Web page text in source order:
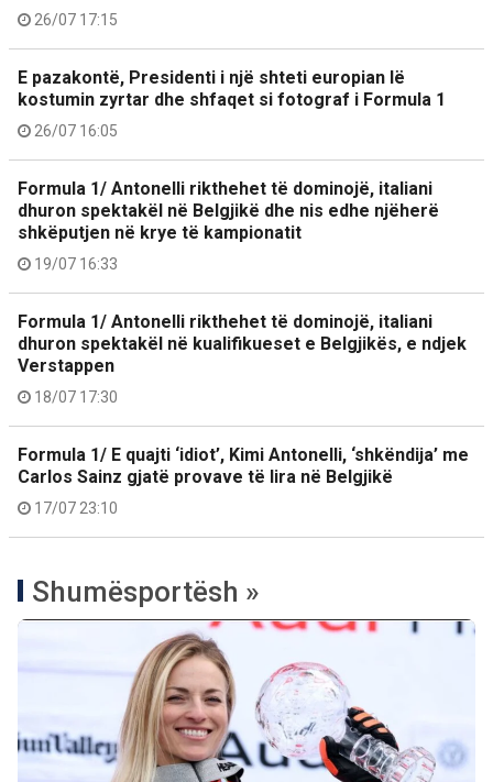
26/07 17:15
E pazakontë, Presidenti i një shteti europian lë
kostumin zyrtar dhe shfaqet si fotograf i Formula 1
26/07 16:05
Formula 1/ Antonelli rikthehet të dominojë, italiani
dhuron spektakël në Belgjikë dhe nis edhe njëherë
shkëputjen në krye të kampionatit
19/07 16:33
Formula 1/ Antonelli rikthehet të dominojë, italiani
dhuron spektakël në kualifikueset e Belgjikës, e ndjek
Verstappen
18/07 17:30
Formula 1/ E quajti ‘idiot’, Kimi Antonelli, ‘shkëndija’ me
Carlos Sainz gjatë provave të lira në Belgjikë
17/07 23:10
Shumësportësh »